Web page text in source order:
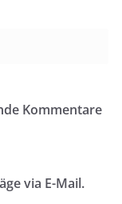
Kommentare
via E-Mail.